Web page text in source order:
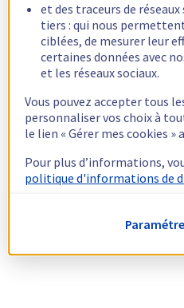
et des traceurs de
tiers : qui nous
ciblées, de mesurer leur
certaines données avec
et les réseaux sociaux.
Vous pouvez accepter tous
personnaliser vos choix à
le lien « Gérer mes cookies »
Pour plus d’informations,
politique d'informations de